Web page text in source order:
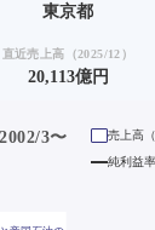
東京都
直近売上高（2025/12）
20,113億円
3〜
売上高
純利益率